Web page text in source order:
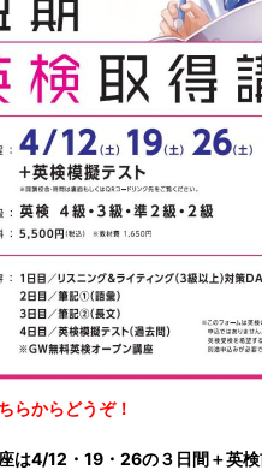
らからどうぞ！
は4/12・19・26の３日間＋英検